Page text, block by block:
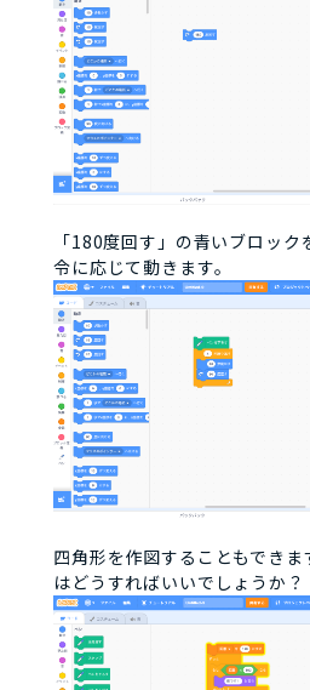
「180度回す」の青いブロッ
令に応じて動きます。
四角形を作図することもでき
はどうすればいいでしょうか？